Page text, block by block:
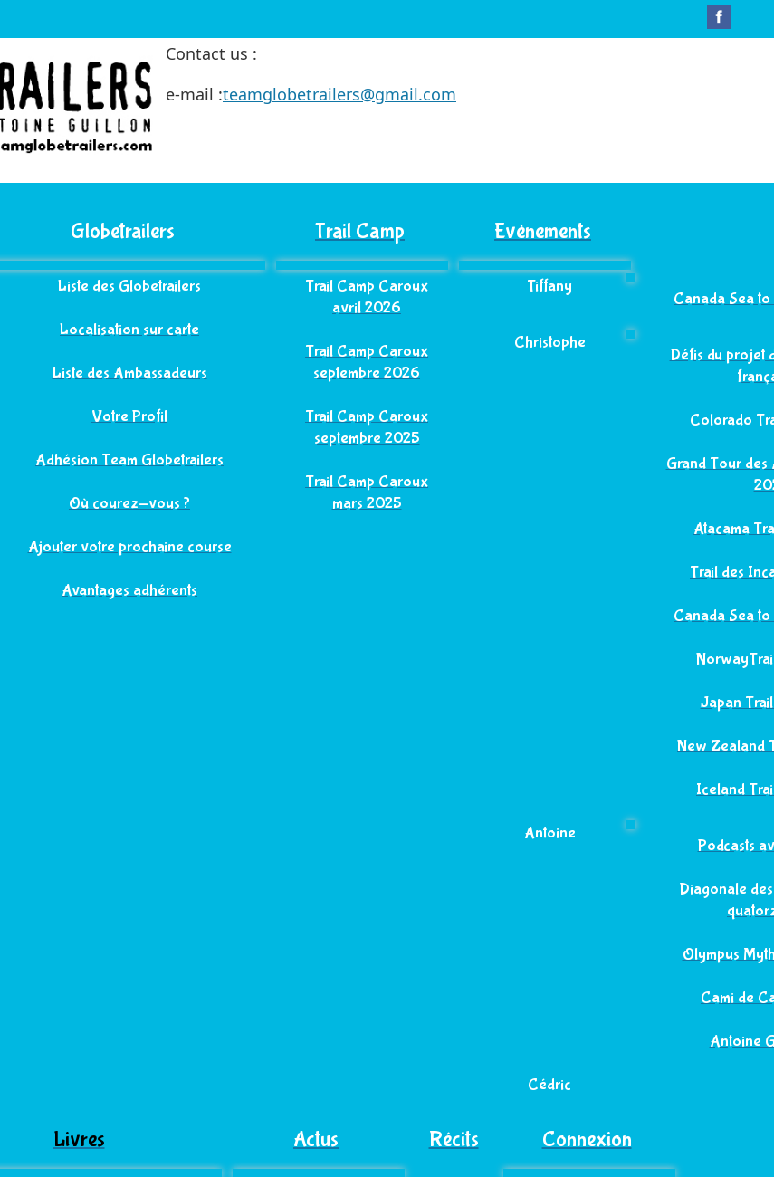
Contact us :
e-mail :teamglobetrailers@gmail.com
Globetrailers
Liste des Globetrailers
Localisation sur carte
Liste des Ambassadeurs
Votre Profil
Adhésion Team Globetrailers
Où courez-vous ?
Ajouter votre prochaine course
Avantages adhérents
Trail Camp
Trail Camp Caroux
avril 2026
Trail Camp Caroux
septembre 2026
Trail Camp Caroux
septembre 2025
Trail Camp Caroux
mars 2025
Evènements
Tiffany
Canada Sea
Christophe
Défis du projet
Colorado
Grand Tour
Atacama
Trail des
Canada Sea
Japan
New
Iceland
Antoine
Podcasts
Diagonale
Olympus
Cami de
Antoine
Cédric
Livres Actus Récits Connexion